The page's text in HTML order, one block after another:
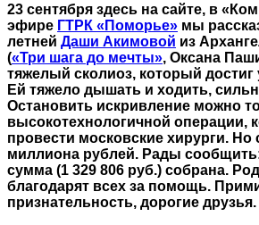
23 сентября здесь на сайте, в
эфире ГТРК «Поморье» мы
летней Даши Акимовой из
(«Три шага до мечты», Оксана
тяжелый сколиоз, который достиг
Ей тяжело дышать и ходить,
Остановить искривление можно
высокотехнологичной операции,
провести московские хирурги. Но
миллиона рублей. Рады
сумма (1 329 806 руб.) собрана.
благодарят всех за помощь.
признательность, дорогие друзья.